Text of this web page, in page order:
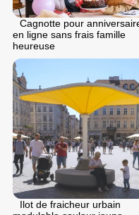
Cagnotte pour
en ligne sans frais famille
heureuse
Ilot de fraicheur urbain